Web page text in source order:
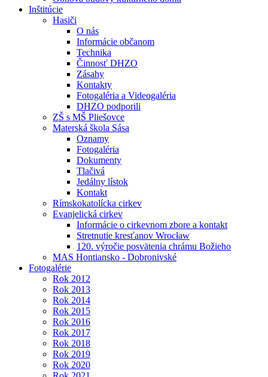
Inštitúcie
Hasiči
O nás
Informácie občanom
Technika
Činnosť DHZO
Zásahy
Kontakty
Fotogaléria a Videogaléria
DHZO podporili
ZŠ s MŠ Pliešovce
Materská škola Sása
Oznamy
Fotogaléria
Dokumenty
Tlačivá
Jedálny lístok
Kontakt
Rímskokatolícka cirkev
Evanjelická cirkev
Informácie o cirkevnom zbore a kontakt
Stretnutie kresťanov Wrocław
120. výročie posvätenia chrámu Božieho
MAS Hontiansko - Dobronivské
Fotogalérie
Rok 2012
Rok 2013
Rok 2014
Rok 2015
Rok 2016
Rok 2017
Rok 2018
Rok 2019
Rok 2020